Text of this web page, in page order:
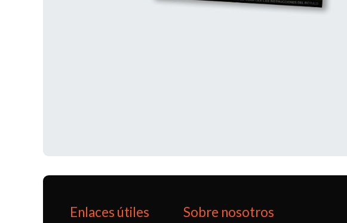
Enlaces útiles Sobre nosotros